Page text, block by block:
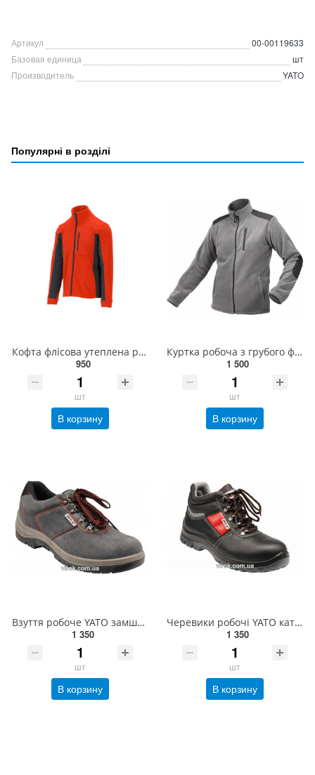
Артикул
00-00119633
Базовая единица
шт
Производитель
YATO
Популярні в розділі
Кофта флісова утеплена робоча з поліестеру YATO розмір M, червоно-чорна, 3 кишені [10] YT-79201
950
шт
В корзину
Куртка робоча з грубого фліса YATO, XL, сіра, 3 кишені, зміцнювальні нашивки, 100% поліестер [10] YT
1 500
шт
В корзину
Взуття робоче YATO замшеве, розм. 39(DW) YT-80572
1 350
шт
В корзину
Черевики робочі YATO категорія S3, розм. 46(DW) YT-80801
1 350
шт
В корзину